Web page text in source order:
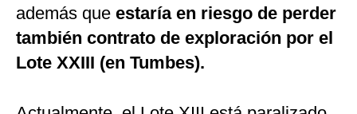
además que estaría en riesgo de perder
también contrato de exploración por el
Lote XXIII (en Tumbes).